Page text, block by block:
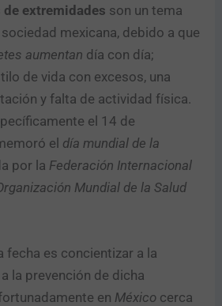
extremidades son un tema
mexicana, debido a que
aumentan día con día;
de vida con excesos, una
y falta de actividad física.
el 14 de
el día mundial de la
por la Federación Internacional
Mundial de la Salud
fecha es concientizar a la
la prevención de dicha
en México cerca